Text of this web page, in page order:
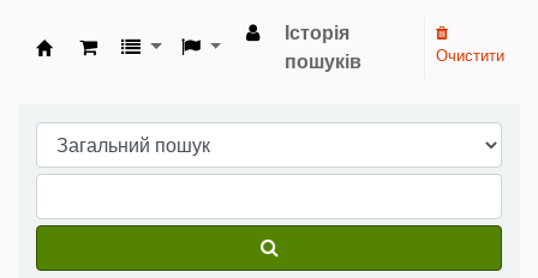
Бібліотека НТШ › Електронний каталог
Історія
пошуків
Очистити